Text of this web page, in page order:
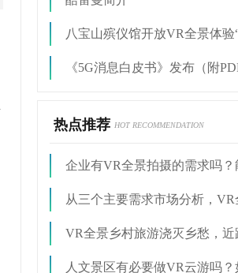
八宝山殡仪馆开放VR全景体验
《5G消息白皮书》发布（附
热点推荐 HOT RECOMMENDATION
企业有VR全景拍摄的需求吗？
VR全景乡村旅游浇灭乡愁，